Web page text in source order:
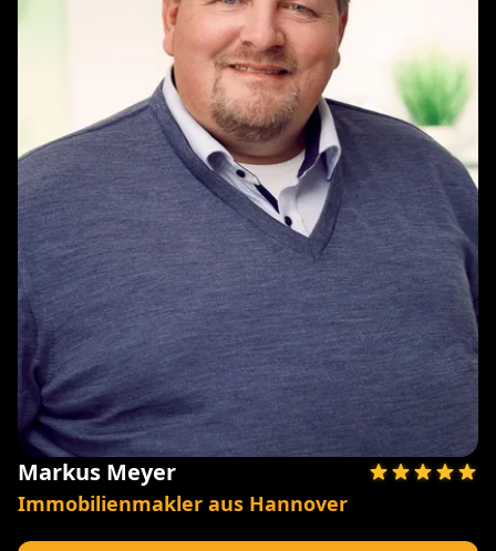
Markus Meyer
Immobilienmakler aus Hannover